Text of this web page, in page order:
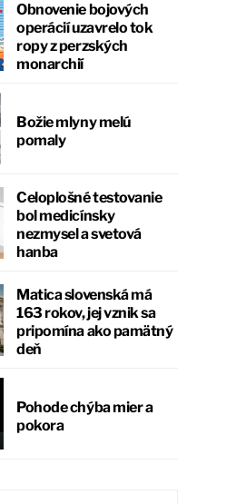
Obnovenie bojových
operácií uzavrelo tok
ropy z perzských
monarchií
Božie mlyny melú
pomaly
Celoplošné testovanie
bol medicínsky
nezmysel a svetová
hanba
Matica slovenská má
163 rokov, jej vznik sa
pripomína ako pamätný
deň
Pohode chýba mier a
pokora